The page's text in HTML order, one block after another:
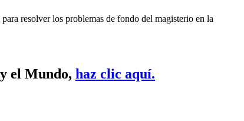
resolver los problemas de fondo del magisterio en la
el Mundo, haz clic aquí.